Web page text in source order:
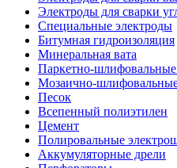
Электроды для сварки
Специальные электроды
Битумная гидроизоляция
Минеральная вата
Паркетно-
Мозаично-
Песок
Всепенный полиэтилен
Цемент
Полировальные
Аккумуляторные дрели